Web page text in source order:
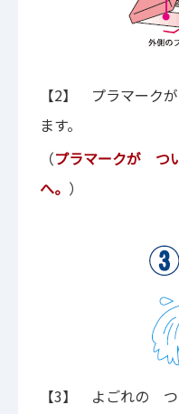
【2】 プラマーク
ます。
（プラマークが つ
へ。 ）
【3】 よごれの